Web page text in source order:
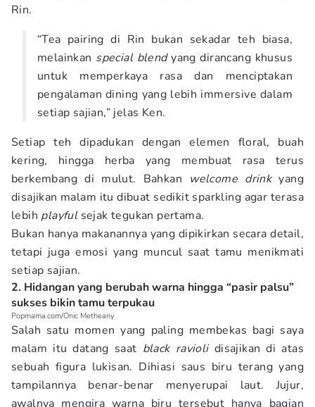
Rin.
“Tea pairing di Rin bukan sekadar teh biasa,
melainkan special blendyang dirancang khusus
untuk memperkaya rasa dan menciptakan
pengalaman dining yang lebih immersive dalam
setiap sajian,” jelas Ken.
Setiap teh dipadukan dengan elemen floral, buah
kering, hingga herba yang membuat rasa terus
berkembang di mulut. Bahkan welcome drinkyang
disajikan malam itu dibuat sedikit sparkling agar terasa
lebih playfulsejak tegukan pertama.
Bukan hanya makanannya yang dipikirkan secara detail,
tetapi juga emosi yang muncul saat tamu menikmati
setiap sajian.
2. Hidangan yang berubah warna hingga “pasir palsu”
sukses bikin tamu terpukau
Popmama.com/Onic Metheany
Salah satu momen yang paling membekas bagi saya
malam itu datang saat black ravioli disajikan di atas
sebuah figura lukisan. Dihiasi saus biru terang yang
tampilannya benar-benar menyerupai laut. Jujur,
awalnya mengira warna biru tersebut hanya bagian